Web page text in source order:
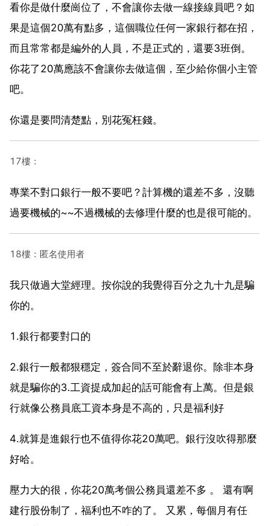
看你是做什麼崗位了，不會讓你去做一線接線員吧？如
果是這個20萬有點多，這個職位任何一家銀行都在招，
而且常常都是編外的人員，不是正式的，還要3班倒。
你花了20萬應該不會讓你去做這個，至少給你個小主管
吧。
你還是要問清楚點，別花冤枉錢。
17樓：
專業不對口銀行一般不要吧？計算機的還差不多，沒聽
過要機械的~~不過機械的去修理什麼的也是很可能的。
18樓：匿名使用者
我只做過大堂經理。按你說的我覺得百分之九十九是騙
你的。
1.銀行都要對口的
2.銀行一般都狠穩定，簽合同不至於辭退你。除非本身
就是騙你的3.工資提成加起的話可能會有上萬。但是銀
行就像公務員底工資本身是不高的，只是福利好
4.就算是進銀行也不值得你花20萬吧。銀行沒吹得那麼
好哈。
壓力大的很，你花20萬考個公務員還差不多 。 還有啊
建行股份制了，福利也不咋的了。 又累，每個月有任